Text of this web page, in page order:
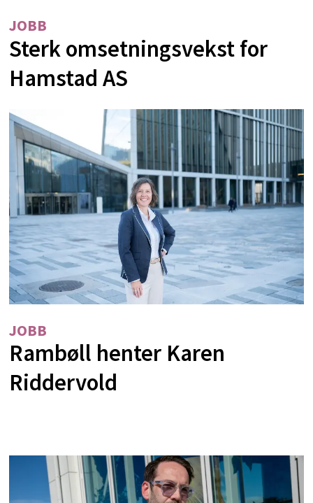
JOBB
Sterk omsetningsvekst for
Hamstad AS
JOBB
Rambøll henter Karen
Riddervold